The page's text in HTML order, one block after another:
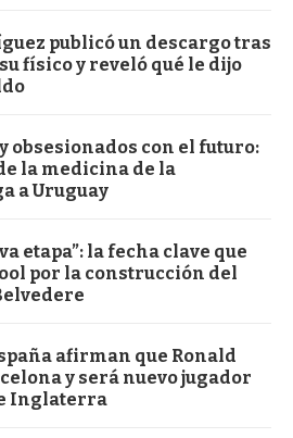
publicó un descargo tras
físico y reveló qué le dijo
obsesionados con el futuro:
la medicina de la
a Uruguay
etapa”: la fecha clave que
por la construcción del
afirman que Ronald
y será nuevo jugador
Inglaterra